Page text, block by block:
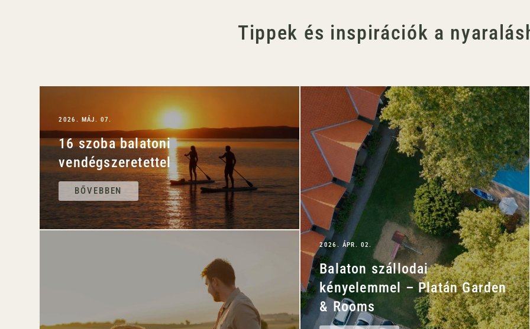
Tippek és inspirációk a
2026. MÁJ. 07.
16 szoba balatoni
vendégszeretettel
BŐVEBBEN
2026. ÁPR. 02.
Balaton szállodai
kényelemmel – Platán Garden
& Rooms